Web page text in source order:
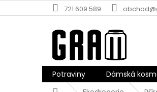
na
721 609 589
Potraviny Dámská